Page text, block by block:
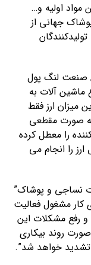
مواد اولیه و…
جهانی از
صنعت لنگ پول
ماشین آلات به
میزان ارز فقط
صورت مقطعی
را معطل کرده
را انجام می
نساجی و پوشاک”
مشغول فعالیت
رفع مشکلات این
روند بیکاری
خواهد شد”.